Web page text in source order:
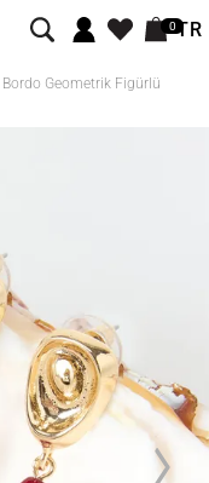
0TR
Bordo Geometrik Figürlü